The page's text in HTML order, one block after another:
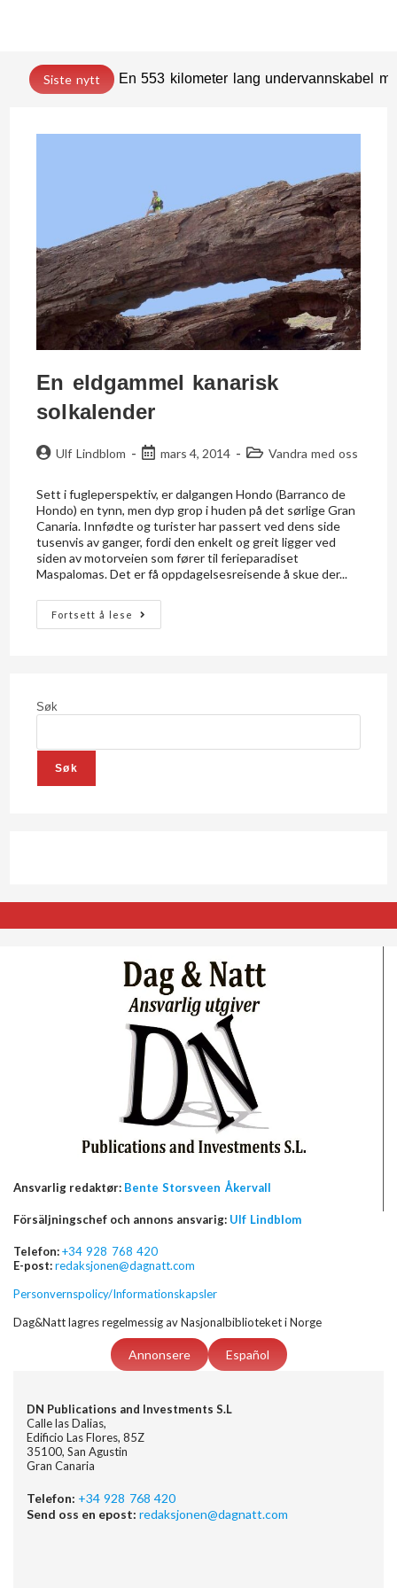
Siste nytt En 553 kilometer lang undervannskabel
En eldgammel kanarisk
solkalender
Ulf Lindblom mars 4, 2014 Vandra med oss
Sett i fugleperspektiv, er dalgangen Hondo (Barranco de
Hondo) en tynn, men dyp grop i huden på det sørlige Gran
Canaria. Innfødte og turister har passert ved dens side
tusenvis av ganger, fordi den enkelt og greit ligger ved
siden av motorveien som fører til ferieparadiset
Maspalomas. Det er få oppdagelsesreisende å skue der...
Fortsett å lese
Søk
Søk
Ansvarlig redaktør: Bente Storsveen Åkervall
Försäljningschef och annons ansvarig: Ulf Lindblom
Telefon:+34 928 768 420
E-post:redaksjonen@dagnatt.com
Personvernspolicy/Informationskapsler
Dag&Natt lagres regelmessig av Nasjonalbiblioteket i Norge
Annonsere Español
DN Publications and Investments S.L
Calle las Dalias,
Edificio Las Flores, 85Z
35100, San Agustin
Gran Canaria
Telefon: +34 928 768 420
Send oss en epost: redaksjonen@dagnatt.com